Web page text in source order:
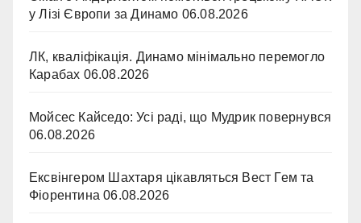
у Лізі Європи за Динамо 06.08.2026
ЛК, кваліфікація. Динамо мінімально перемогло
Карабах 06.08.2026
Мойсес Кайседо: Усі раді, що Мудрик повернувся
06.08.2026
Ексвінгером Шахтаря цікавляться Вест Гем та
Фіорентина 06.08.2026